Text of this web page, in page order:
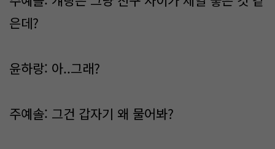
은데?
윤하랑: 아..그래?
주예솔: 그건 갑자기 왜 물어봐?